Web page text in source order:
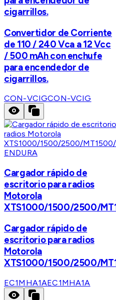
cigarrillos.
Convertidor de Corriente
de 110 / 240 Vca a 12 Vcc
/ 500 mAh con enchufe
para encendedor de
cigarrillos.
CON-VCIGCON-VCIG
ENDURA
Cargador rápido de
escritorio para radios
Motorola
XTS1000/1500/2500/
Cargador rápido de
escritorio para radios
Motorola
XTS1000/1500/2500/
EC1MHA1AEC1MHA1A